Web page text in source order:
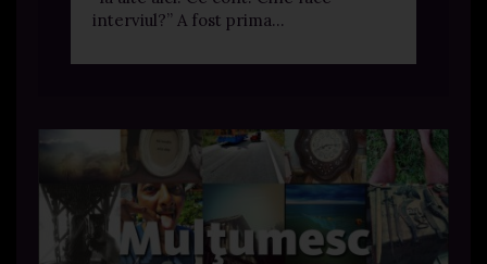
interviul?” A fost prima...